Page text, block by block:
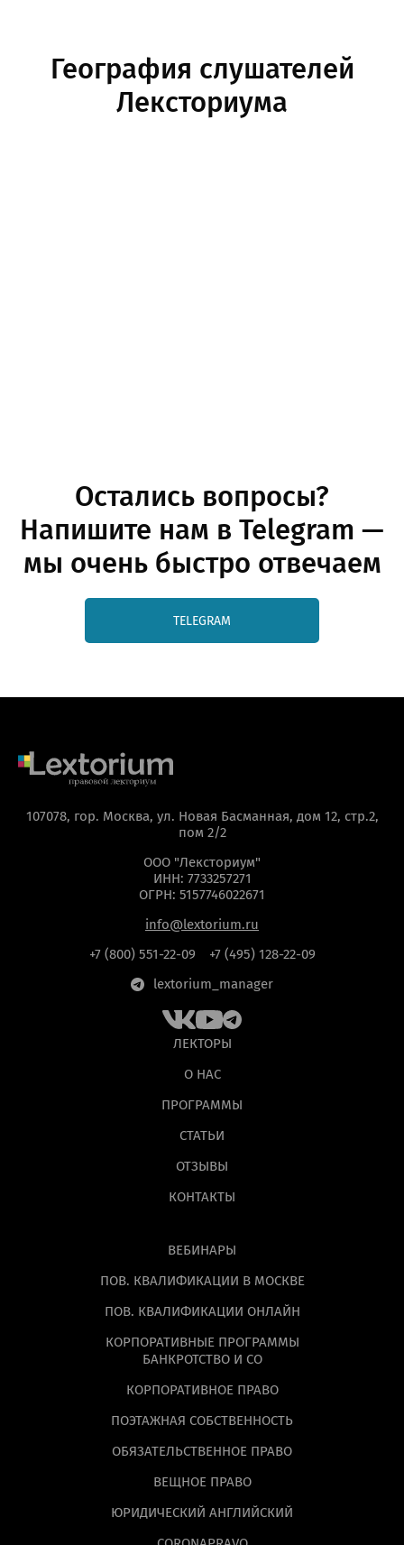
География слушателей
Лексториума
Остались вопросы?
Напишите нам в Telegram —
мы очень быстро отвечаем
TELEGRAM
107078, гор. Москва, ул. Новая Басманная, дом 12, стр.2,
пом 2/2
ООО "Лексториум"
ИНН: 7733257271
ОГРН: 5157746022671
info@lextorium.ru
+7 (800) 551-22-09
+7 (495) 128-22-09
lextorium_manager
ЛЕКТОРЫ
О НАС
ПРОГРАММЫ
СТАТЬИ
ОТЗЫВЫ
КОНТАКТЫ
ВЕБИНАРЫ
ПОВ. КВАЛИФИКАЦИИ В МОСКВЕ
ПОВ. КВАЛИФИКАЦИИ ОНЛАЙН
КОРПОРАТИВНЫЕ ПРОГРАММЫ
БАНКРОТСТВО И СО
КОРПОРАТИВНОЕ ПРАВО
ПОЭТАЖНАЯ СОБСТВЕННОСТЬ
ОБЯЗАТЕЛЬСТВЕННОЕ ПРАВО
ВЕЩНОЕ ПРАВО
ЮРИДИЧЕСКИЙ АНГЛИЙСКИЙ